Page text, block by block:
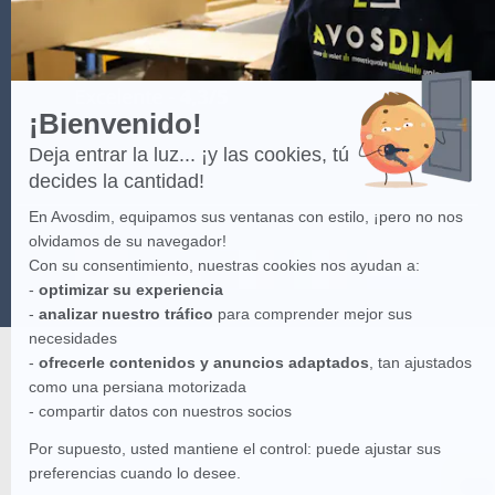
¡Bienvenido!
Deja entrar la luz... ¡y las cookies, tú
decides la cantidad!
En Avosdim, equipamos sus ventanas con estilo, ¡pero no nos
olvidamos de su navegador!
Con su consentimiento, nuestras cookies nos ayudan a:
- optimizar su experiencia
- analizar nuestro tráfico para comprender mejor sus
necesidades
- ofrecerle contenidos y anuncios adaptados , tan ajustados
como una persiana motorizada
- compartir datos con nuestros socios
Por supuesto, usted mantiene el control: puede ajustar sus
preferencias cuando lo desee.